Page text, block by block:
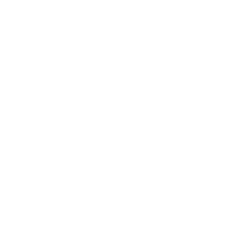
出不孕症，从此走上
指令要求真打实抗，虽引发哗然，却获赏识调任
甲午战争后，国家蒙羞，张謇虽高中状元，却渴
霓虹外衣下展开相互救赎的故事......
伪钞货币。根据党中央指示，高景波、徐邵梁、